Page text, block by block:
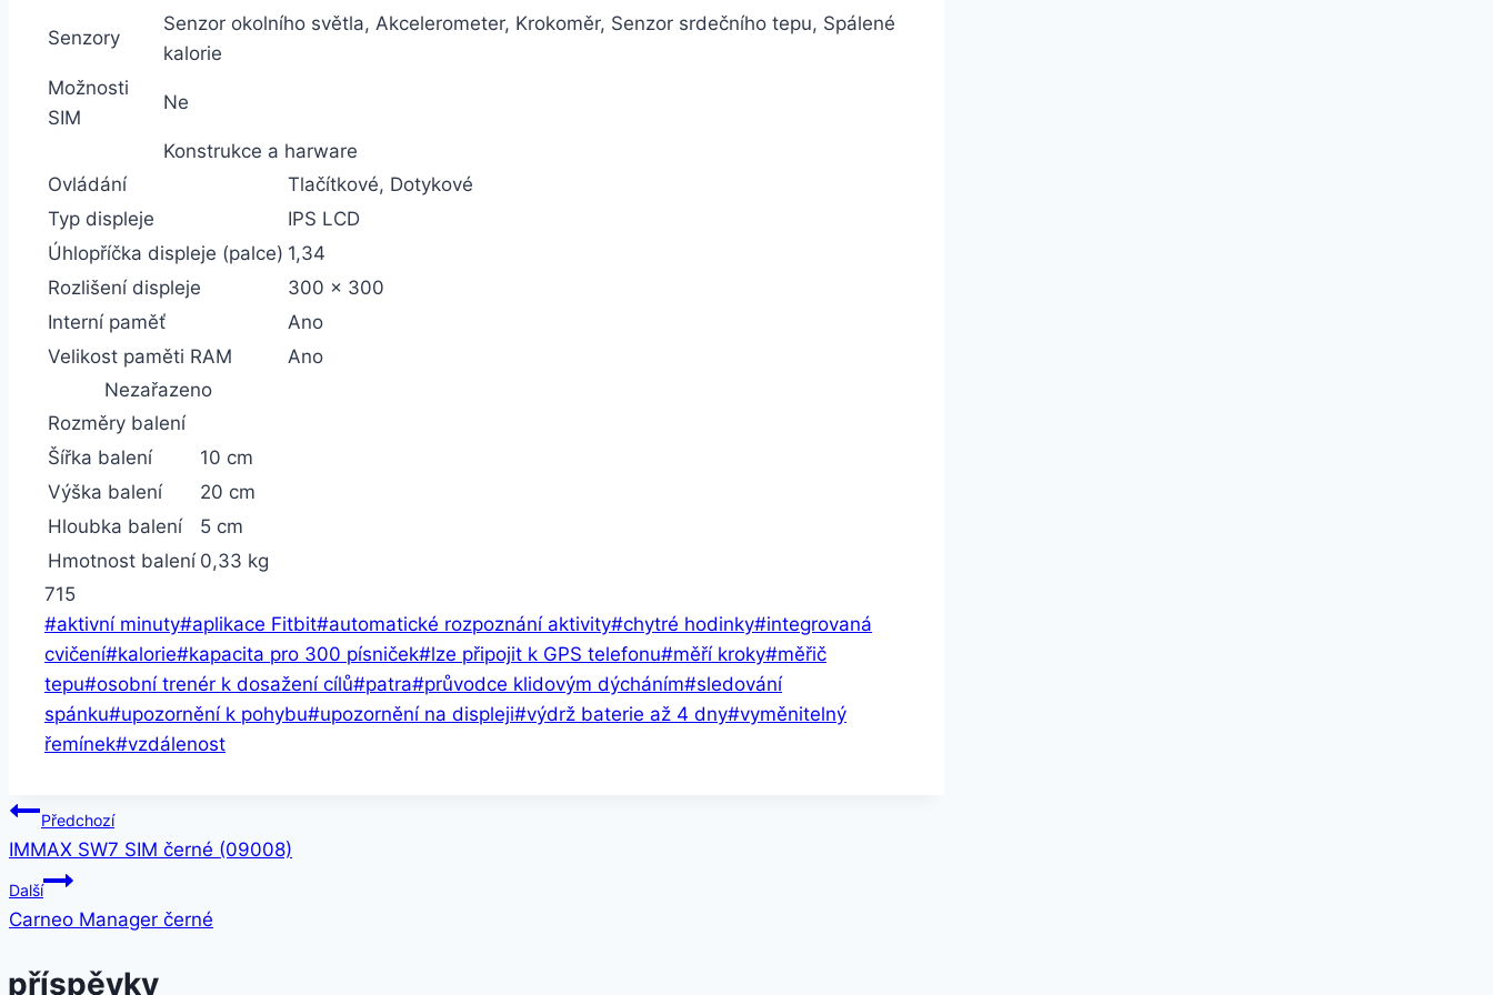
Senzory
Senzor okolního světla, Akcelerometer, Krokoměr, Senzor srdečního tepu, Spálené
kalorie
Možnosti
SIM
Ne
Konstrukce a harware
Ovládání
Tlačítkové, Dotykové
Typ displeje
IPS LCD
Úhlopříčka displeje (palce) 1,34
Rozlišení displeje
300 x 300
Interní paměť
Ano
Velikost paměti RAM
Ano
Nezařazeno
Rozměry balení
Šířka balení
10 cm
Výška balení
20 cm
Hloubka balení
5 cm
Hmotnost balení 0,33 kg
715
Štítky
příspěvků:
#aktivní minuty#aplikace Fitbit#automatické rozpoznání aktivity#chytré hodinky#integrovaná
cvičení#kalorie#kapacita pro 300 písniček#lze připojit k GPS telefonu#měří kroky#měřič
tepu#osobní trenér k dosažení cílů#patra#průvodce klidovým dýcháním#sledování
spánku#upozornění k pohybu#upozornění na displeji#výdrž baterie až 4 dny#vyměnitelný
řemínek#vzdálenost
Navigace
pro
příspěvek
Předchozí
IMMAX SW7 SIM černé (09008)
Další
Carneo Manager černé
příspěvky